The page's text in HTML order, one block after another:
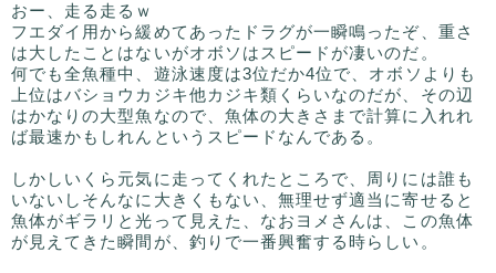
おー、走る走るｗ
フエダイ用から緩めてあったドラグが一瞬鳴ったぞ、重さ
は大したことはないがオボソはスピードが凄いのだ。
何でも全魚種中、遊泳速度は3位だか4位で、オボソよりも
上位はバショウカジキ他カジキ類くらいなのだが、その辺
はかなりの大型魚なので、魚体の大きさまで計算に入れれ
ば最速かもしれんというスピードなんである。
しかしいくら元気に走ってくれたところで、周りには誰も
いないしそんなに大きくもない、無理せず適当に寄せると
魚体がギラリと光って見えた、なおヨメさんは、この魚体
が見えてきた瞬間が、釣りで一番興奮する時らしい。